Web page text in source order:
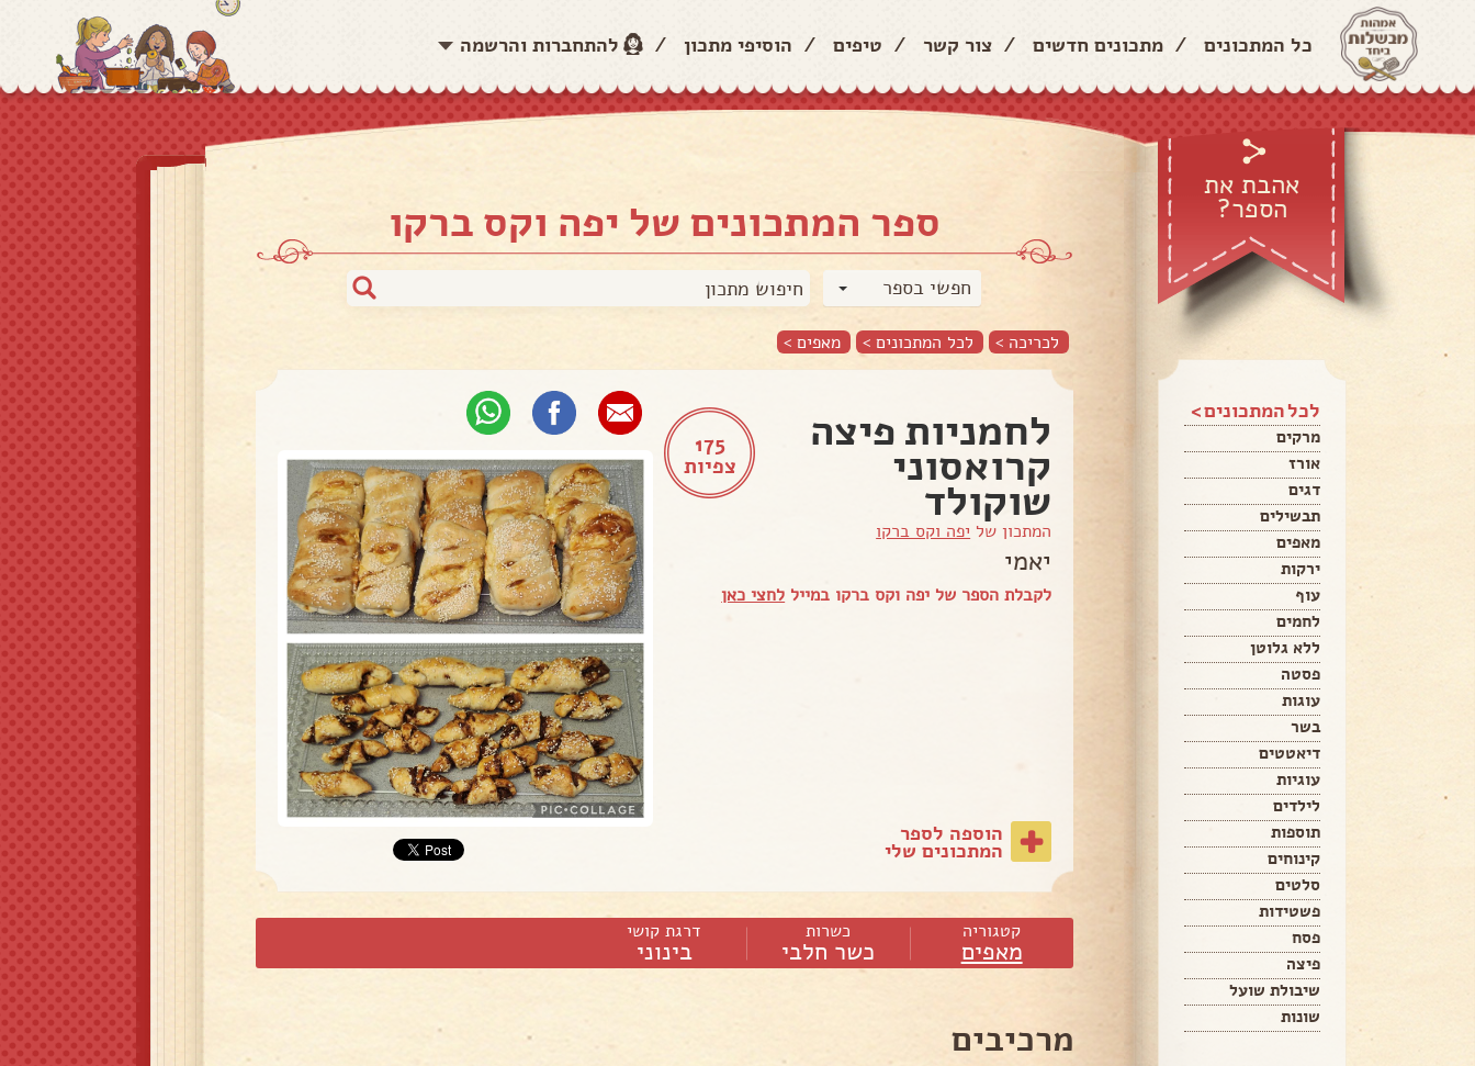
כל המתכונים / מתכונים חדשים / צור קשר / טיפים / הוסיפי מתכון / להתחברות והרשמה
אהבת את
הספר?
לכל המתכונים >
מרקים
אורז
דגים
תבשילים
מאפים
ירקות
עוף
לחמים
ללא גלוטן
פסטה
עוגות
בשר
דיאטטים
עוגיות
לילדים
תוספות
קינוחים
סלטים
פשטידות
פסח
פיצה
שיבולת שועל
שונות
ספר המתכונים של יפה וקס ברקו
חפשי בספר
לכריכה > לכל המתכונים > מאפים >
175
צפיות
לחמניות פיצה
קרואסוני
שוקולד
המתכון של יפה וקס ברקו
יאמי
לקבלת הספר של יפה וקס ברקו במייל לחצי כאן
הוספה לספר
המתכונים שלי
קטגוריה
מאפים
כשרות
כשר חלבי
דרגת קושי
בינוני
מרכיבים